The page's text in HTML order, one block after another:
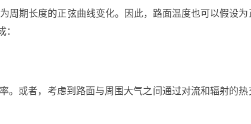
周期长度的正弦曲线变化。因此，路面温度也可以假设为
：
。或者，考虑到路面与周围大气之间通过对流和辐射的热